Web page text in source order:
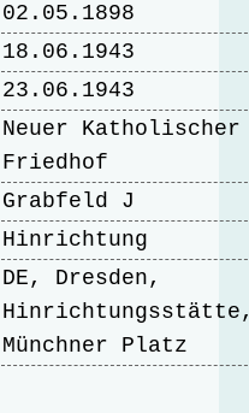
02.05.1898
18.06.1943
23.06.1943
Neuer Katholischer
Friedhof
Grabfeld J
Hinrichtung
DE, Dresden,
Münchner Platz